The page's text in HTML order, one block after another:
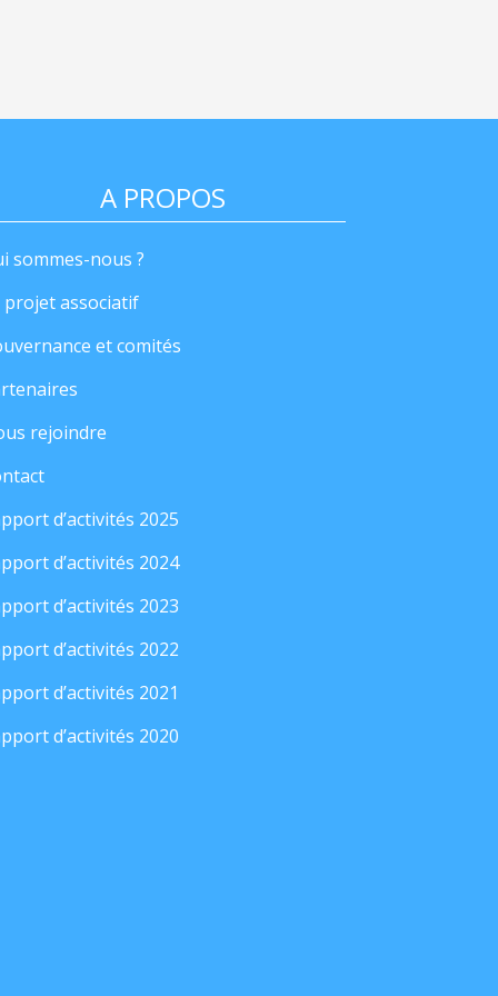
A PROPOS
sommes-nous ?
projet associatif
et comités
rejoindre
d’activités 2025
d’activités 2024
d’activités 2023
d’activités 2022
d’activités 2021
d’activités 2020